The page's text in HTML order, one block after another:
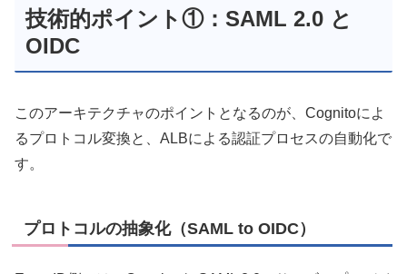
技術的ポイント①：SAML 2.0 と
OIDC
このアーキテクチャのポイントとなるのが、Cognitoによ
るプロトコル変換と、ALBによる認証プロセスの自動化で
す。
プロトコルの抽象化（SAML to OIDC）